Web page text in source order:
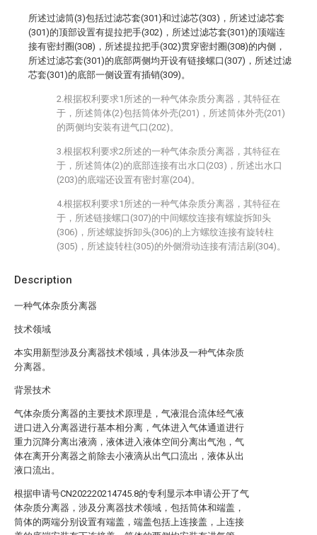
Description
一种气体杂质分离器
技术领域
本实用新型涉及分离器技术领域，具体涉及一种气体杂质
分离器。
背景技术
气体杂质分离器的主要技术原理是，气液混合流体经气液
进口进入分离器进行基本相分离，气体进入气体通道进行
重力沉降分离出液滴，液体进入液体空间分离出气泡，气
体在离开分离器之前除去小液滴从出气口流出，液体从出
液口流出。
根据申请号CN202220214745.8的专利显示本申请公开了气
体杂质分离器，涉及分离器技术领域，包括筒体和端盖，
筒体的两端分别设置有端盖，端盖包括上连接盖，上连接
所述过滤筒(3)包括过滤芯套(301)和过滤芯(303)，所述过滤芯套
(301)的顶部设置有提拉把手(302)，所述过滤芯套(301)的顶端连
接有密封圈(308)，所述提拉把手(302)贯穿密封圈(308)的内侧，
所述过滤芯套(301)的底部两侧均开设有链接螺口(307)，所述过滤
芯套(301)的底部一侧设置有插销(309)。
2.根据权利要求1所述的一种气体杂质分离器，其特征在
于，所述筒体(2)包括筒体外壳(201)，所述筒体外壳(201)
的两侧均安装有进气口(202)。
3.根据权利要求2所述的一种气体杂质分离器，其特征在
于，所述筒体(2)的底部连接有出水口(203)，所述出水口
(203)的底端还设置有密封塞(204)。
4.根据权利要求1所述的一种气体杂质分离器，其特征在
于，所述链接螺口(307)的中间螺纹连接有螺旋拆卸头
(306)，所述螺旋拆卸头(306)的上方螺纹连接有旋转柱
(305)，所述旋转柱(305)的外侧滑动连接有清洁刷(304)。